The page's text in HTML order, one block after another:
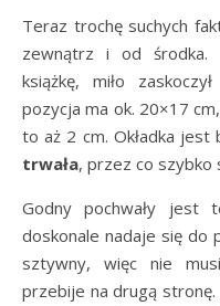
Teraz trochę suchych
zewnątrz i od środka.
książkę, miło
pozycja ma ok. 20×17
to aż 2 cm. Okładka
trwała, przez co szybko
Godny pochwały jest
doskonale nadaje się do
sztywny, więc nie
przebije na drugą